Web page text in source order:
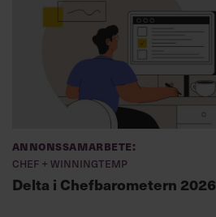
Annonssamarbete:
Chef + Winningtemp
Delta i Chefbarometern 2026